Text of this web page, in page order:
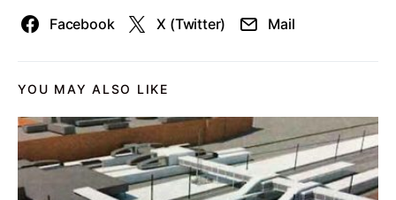
Facebook X (Twitter) Mail
YOU MAY ALSO LIKE